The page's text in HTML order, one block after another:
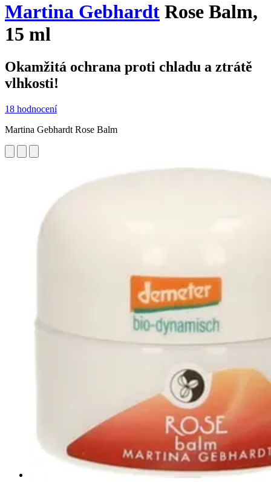
Martina Gebhardt Rose Balm,
15 ml
Okamžitá ochrana proti chladu a ztrátě
vlhkosti!
18 hodnocení
Martina Gebhardt Rose Balm